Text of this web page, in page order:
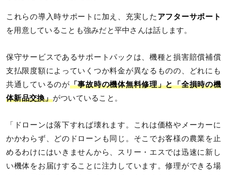
これらの導入時サポートに加え、充実した アフターサポート
を用意していることも強みだと平中さんは話します。
保守サービスであるサポートパックは、機種と損害賠償補償
支払限度額によっていくつか料金が異なるものの、どれにも
共通しているのが「事故時の機体無料修理」と「全損時の機
体新品交換」がついていること。
「ドローンは落下すれば壊れます。これは価格やメーカーに
かかわらず、どのドローンも同じ。そこでお客様の農業を止
めるわけにはいきませんから、スリー・エスでは迅速に新し
い機体をお届けすることに注力しています。修理ができる場